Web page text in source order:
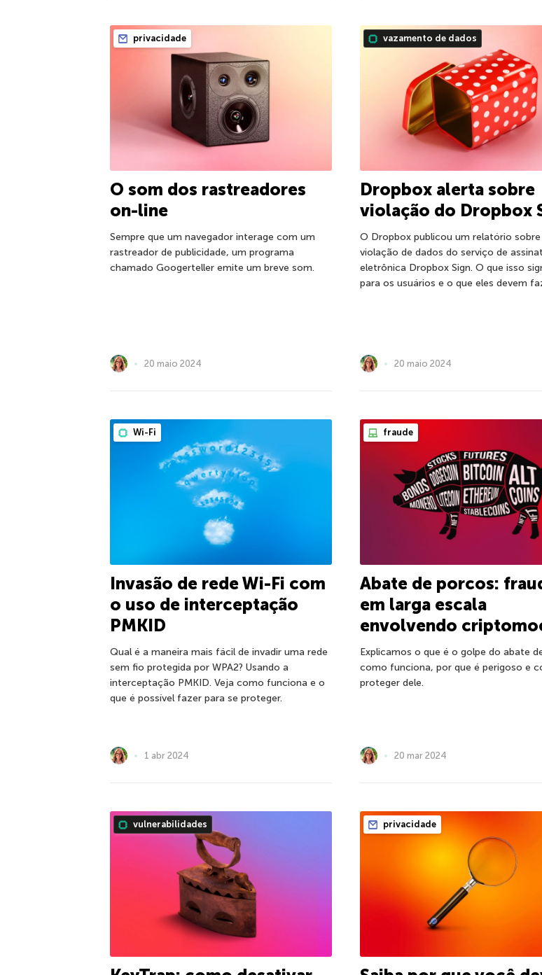
privacidade
O som dos rastreadores
on-line
Sempre que um navegador interage com um
rastreador de publicidade, um programa
chamado Googerteller emite um breve som.
20 maio 2024
vazamento de dados
Dropbox alerta sobre
violação do Dropbox
O Dropbox publicou um relatório sobre
violação de dados do serviço de
eletrônica Dropbox Sign. O que isso
para os usuários e o que eles devem
20 maio 2024
Wi-Fi
Invasão de rede Wi-Fi com
o uso de interceptação
PMKID
Qual é a maneira mais fácil de invadir uma rede
sem fio protegida por WPA2? Usando a
interceptação PMKID. Veja como funciona e o
que é possível fazer para se proteger.
1 abr 2024
fraude
Abate de porcos:
em larga escala
envolvendo
Explicamos o que é o golpe do abate
como funciona, por que é perigoso e
proteger dele.
20 mar 2024
vulnerabilidades privacidade